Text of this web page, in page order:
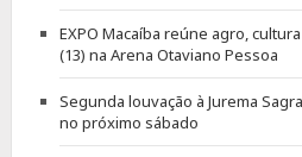
EXPO Macaíba reúne agro,
(13) na Arena Otaviano Pessoa
Segunda louvação à Jurema
no próximo sábado